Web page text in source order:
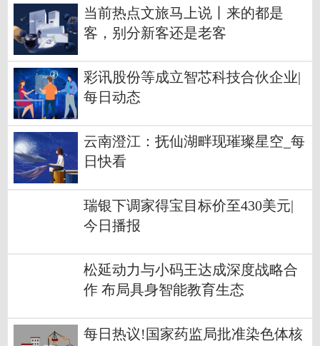
当前热点文旅马上说丨来的都是
客，别分新客还是老客
彩讯股份等成立智芯科技合伙企业|
每日动态
云南澄江：抚仙湖畔现璀璨星空_每
日快看
瑞银下调家得宝目标价至430美元|
今日播报
松延动力与小码王达成深度战略合
作 布局具身智能教育生态
每日热议!国家药监局批准染色体核